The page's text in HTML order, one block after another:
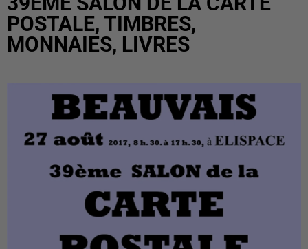
POSTALE, TIMBRES,
MONNAIES, LIVRES